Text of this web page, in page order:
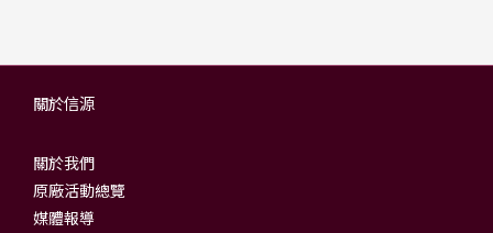
關於信源
關於我們
原廠活動總覽
媒體報導